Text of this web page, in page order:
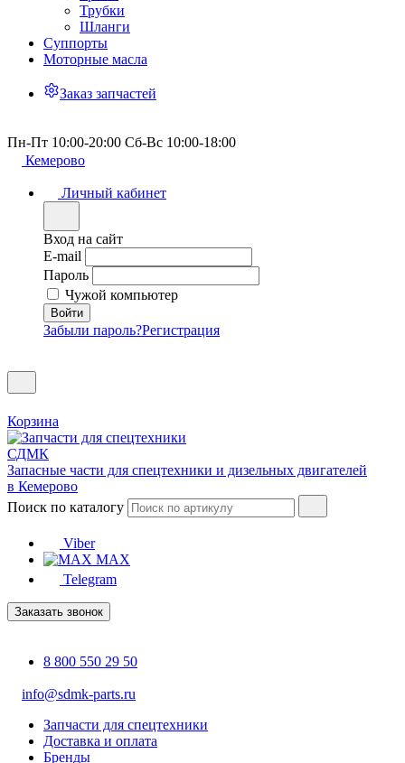
Трубки
Шланги
Суппорты
Моторные масла
Заказ запчастей
Пн-Пт 10:00-20:00 Сб-Вс 10:00-18:00
Кемерово
Личный кабинет
Вход на сайт
E-mail
Пароль
Чужой компьютер
Забыли пароль?Регистрация
Корзина
Запасные части для спецтехники и дизельных двигателей
в Кемерово
Поиск по каталогу
Viber
MAX
Telegram
Заказать звонок
8 800 550 29 50
info@sdmk-parts.ru
Запчасти для спецтехники
Доставка и оплата
Бренды